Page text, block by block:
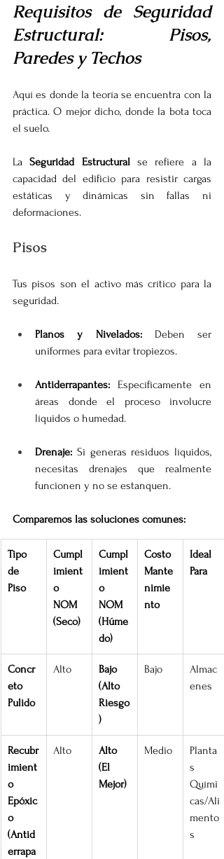
Requisitos de Seguridad
Estructural: Pisos,
Paredes y Techos
Aquí es donde la teoría se encuentra con la
práctica. O mejor dicho, donde la bota toca
el suelo.
La Seguridad Estructural se refiere a la
capacidad del edificio para resistir cargas
estáticas y dinámicas sin fallas ni
deformaciones.
Pisos
Tus pisos son el activo más crítico para la
seguridad.
Planos y Nivelados: Deben ser
uniformes para evitar tropiezos.
Antiderrapantes: Específicamente en
áreas donde el proceso involucre
líquidos o humedad.
Drenaje: Si generas residuos líquidos,
necesitas drenajes que realmente
funcionen y no se estanquen.
Comparemos las soluciones comunes:
Tipo
de
Piso
Cumpl
imient
o
NOM
(Seco)
Cumpl
imient
o
NOM
(Húme
do)
Costo
Mante
nimie
nto
Ideal
Para
Concr
eto
Pulido
Alto
Bajo
(Alto
Riesgo
)
Bajo
Almac
enes
Recubr
imient
o
Epóxic
o
(Antid
errapa
Alto
Alto
(El
Mejor)
Medio
Planta
s
Quími
cas/Ali
mento
s